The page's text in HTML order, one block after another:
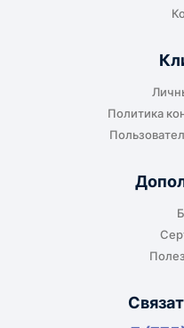
Политика